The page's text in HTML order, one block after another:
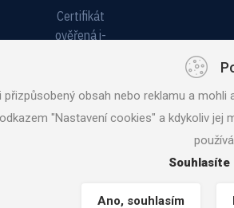
Certifikát
ověřená i-
MACHIN.CZ
obsah nebo reklamu a
"Nastavení cookies" a kdykoliv
Souhlasíte
Ano, souhlasím